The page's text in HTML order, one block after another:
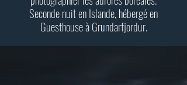
Seconde nuit en Islande, hébergé en
Guesthouse à Grundarfjordur.